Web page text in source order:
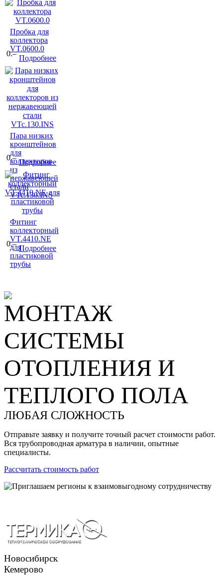
Пробка для
коллектора
VT.0600.0
0.–
Подробнее
Пара низких
кронштейнов
для
коллекторов
из
нержавеющей
стали
VTc.130.INS
0.–
Подробнее
Фитинг
коллекторный
VT.4410.NE
для
пластиковой
трубы
0.–
Подробнее
МОНТАЖ
СИСТЕМЫ
ОТОПЛЕНИЯ И
ТЕПЛОГО ПОЛА
ЛЮБАЯ СЛОЖНОСТЬ
Отправьте заявку и получите точный расчет стоимости работ.
Вся трубопроводная арматура в наличии, опытные
специалисты.
Рассчитать стоимость работ
Новосибирск
Кемерово